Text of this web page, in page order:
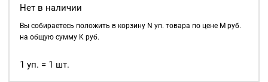
Совместимость:
насадками
ЗАВОДСКОЙ БРАК
Нет в наличии
Вы собираетесь положить в корзину N уп. товара по цене Mруб.
на общую сумму K руб.
1 уп. = 1 шт.